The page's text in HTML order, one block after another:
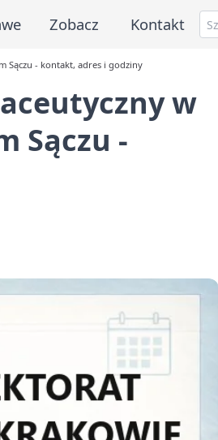
Zobacz Kontakt
Sączu - kontakt, adres i godziny
w
Sączu -